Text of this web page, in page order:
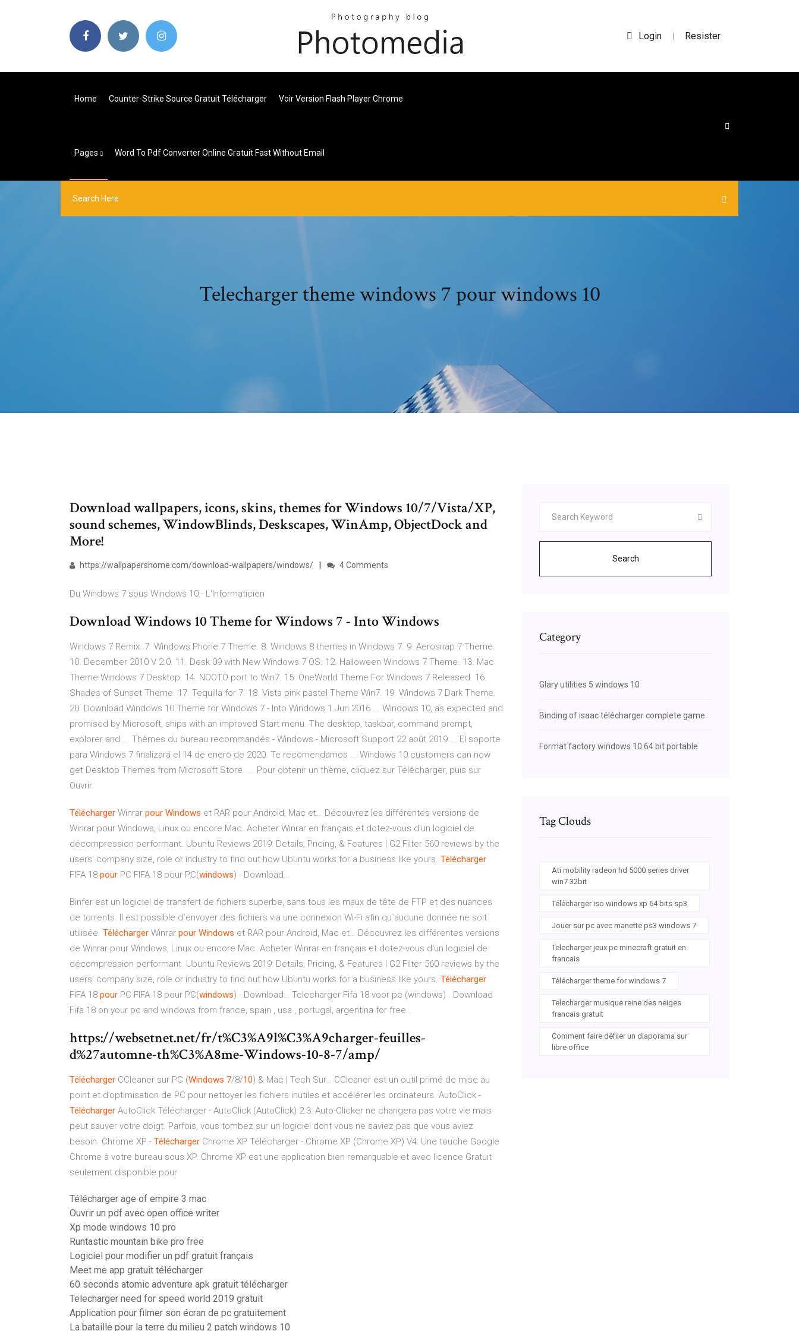
Login | Resister
Home Counter-Strike Source Gratuit Télécharger Voir Version Flash Player Chrome
Pages Word To Pdf Converter Online Gratuit Fast Without Email
Telecharger theme windows 7 pour windows 10
Download wallpapers, icons, skins, themes for Windows 10/7/Vista/XP,
sound schemes, WindowBlinds, Deskscapes, WinAmp, ObjectDock and
More!
https://wallpapershome.com/download-wallpapers/windows/ 4 Comments
Du Windows 7 sous Windows 10 - L'Informaticien
Download Windows 10 Theme for Windows 7 - Into Windows
Windows 7 Remix. 7. Windows Phone 7 Theme. 8. Windows 8 themes in Windows 7. 9. Aerosnap 7 Theme.
10. December 2010 V 2.0. 11. Desk 09 with New Windows 7 OS. 12. Halloween Windows 7 Theme. 13. Mac
Theme Windows 7 Desktop. 14. NOOTO port to Win7. 15. OneWorld Theme For Windows 7 Released. 16.
Shades of Sunset Theme. 17. Tequilla for 7. 18. Vista pink pastel Theme Win7. 19. Windows 7 Dark Theme.
20. Download Windows 10 Theme for Windows 7 - Into Windows 1 Jun 2016 ... Windows 10, as expected and
promised by Microsoft, ships with an improved Start menu. The desktop, taskbar, command prompt,
explorer and ... Thèmes du bureau recommandés - Windows - Microsoft Support 22 août 2019 ... El soporte
para Windows 7 finalizará el 14 de enero de 2020. Te recomendamos ... Windows 10 customers can now
get Desktop Themes from Microsoft Store. ... Pour obtenir un thème, cliquez sur Télécharger, puis sur
Ouvrir.
Télécharger Winrar pour Windows et RAR pour Androïd, Mac et… Découvrez les différentes versions de
Winrar pour Windows, Linux ou encore Mac. Acheter Winrar en français et dotez-vous d'un logiciel de
décompression performant. Ubuntu Reviews 2019: Details, Pricing, & Features | G2Filter 560 reviews by the
users' company size, role or industry to find out how Ubuntu works for a business like yours. Télécharger
FIFA 18 pour PC FIFA 18 pour PC(windows) - Download…
Binfer est un logiciel de transfert de fichiers superbe, sans tous les maux de tête de FTP et des nuances
de torrents. Il est possible d`envoyer des fichiers via une connexion Wi-Fi afin qu`aucune donnée ne soit
utilisée. Télécharger Winrar pour Windows et RAR pour Androïd, Mac et… Découvrez les différentes versions
de Winrar pour Windows, Linux ou encore Mac. Acheter Winrar en français et dotez-vous d'un logiciel de
décompression performant. Ubuntu Reviews 2019: Details, Pricing, & Features | G2Filter 560 reviews by the
users' company size, role or industry to find out how Ubuntu works for a business like yours. Télécharger
FIFA 18 pour PC FIFA 18 pour PC(windows) - Download… Telecharger Fifa 18 voor pc (windows) . Download
Fifa 18 on your pc and windows from france, spain , usa , portugal, argentina for free .
https://websetnet.net/fr/t%C3%A9l%C3%A9charger-feuilles-
d%27automne-th%C3%A8me-Windows-10-8-7/amp/
Télécharger CCleaner sur PC (Windows 7/8/10) & Mac | Tech Sur… CCleaner est un outil primé de mise au
point et d’optimisation de PC pour nettoyer les fichiers inutiles et accélérer les ordinateurs. AutoClick -
Télécharger AutoClick Télécharger - AutoClick (AutoClick) 2.3: Auto-Clicker ne changera pas votre vie mais
peut sauver votre doigt. Parfois, vous tombez sur un logiciel dont vous ne saviez pas que vous aviez
besoin. Chrome XP - Télécharger Chrome XP Télécharger - Chrome XP (Chrome XP) V4: Une touche Google
Chrome à votre bureau sous XP. Chrome XP est une application bien remarquable et avec licence Gratuit
seulement disponible pour
Télécharger age of empire 3 mac
Ouvrir un pdf avec open office writer
Xp mode windows 10 pro
Runtastic mountain bike pro free
Logiciel pour modifier un pdf gratuit français
Meet me app gratuit télécharger
60 seconds atomic adventure apk gratuit télécharger
Telecharger need for speed world 2019 gratuit
Application pour filmer son écran de pc gratuitement
La bataille pour la terre du milieu 2 patch windows 10
Search
Category
Glary utilities 5 windows 10
Binding of isaac télécharger complete game
Format factory windows 10 64 bit portable
Tag Clouds
Ati mobility radeon hd 5000 series driver
win7 32bit
Télécharger iso windows xp 64 bits sp3
Jouer sur pc avec manette ps3 windows 7
Telecharger jeux pc minecraft gratuit en
francais
Télécharger theme for windows 7
Telecharger musique reine des neiges
francais gratuit
Comment faire défiler un diaporama sur
libre office